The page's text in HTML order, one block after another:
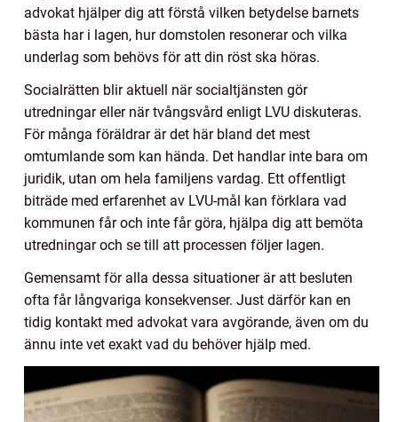
advokat hjälper dig att förstå vilken betydelse barnets
bästa har i lagen, hur domstolen resonerar och vilka
underlag som behövs för att din röst ska höras.
Socialrätten blir aktuell när socialtjänsten gör
utredningar eller när tvångsvård enligt LVU diskuteras.
För många föräldrar är det här bland det mest
omtumlande som kan hända. Det handlar inte bara om
juridik, utan om hela familjens vardag. Ett offentligt
biträde med erfarenhet av LVU-mål kan förklara vad
kommunen får och inte får göra, hjälpa dig att bemöta
utredningar och se till att processen följer lagen.
Gemensamt för alla dessa situationer är att besluten
ofta får långvariga konsekvenser. Just därför kan en
tidig kontakt med advokat vara avgörande, även om du
ännu inte vet exakt vad du behöver hjälp med.